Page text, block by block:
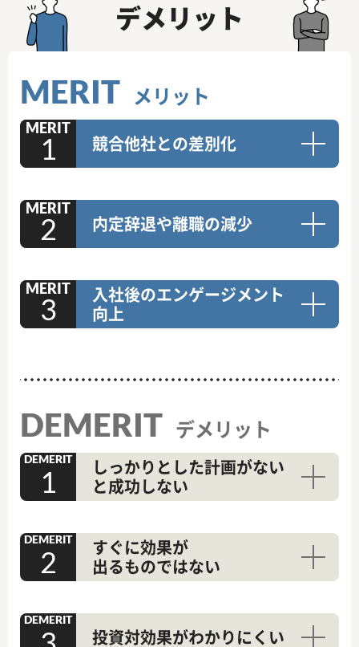
デメリット
MERIT メリット
MERIT
競合他社との差別化
MERIT
内定辞退や離職の減少
MERIT
入社後のエンゲージメント
向上
デメリット
DEMERIT
しっかりとした計画がない
と成功しない
DEMERIT
すぐに効果が
出るものではない
DEMERIT
投資対効果がわかりにくい
DEMERIT